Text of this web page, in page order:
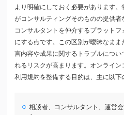
より明確にしておく必要があります
がコンサルティングそのものの提供者
コンサルタントを仲介するプラット
にする点です。この区別が曖昧なま
言内容や成果に関するトラブルにつ
れるリスクが高まります。オンライ
利用規約を整備する目的は、主に以下
相談者、コンサルタント、運営